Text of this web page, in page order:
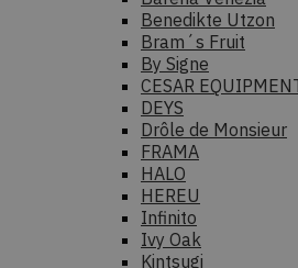
Benedikte Utzon
Bram´s Fruit
By Signe
CESAR
DEYS
Drôle de Monsieur
FRAMA
HALO
HEREU
Infinito
Ivy Oak
Kintsugi